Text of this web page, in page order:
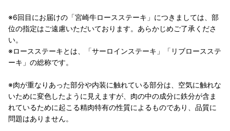
※6回目にお届けの「宮崎牛ロースステーキ」につきましては、部
位の指定はご遠慮いただいております。あらかじめご了承くださ
い。
※ロースステーキとは、「サーロインステーキ」「リブロースステ
ーキ」の総称です。
※肉が重なりあった部分や内装に触れている部分は、空気に触れな
いために変色したように見えますが、肉の中の成分に鉄分が含ま
れているために起こる精肉特有の性質によるものであり、品質に
問題はありません。